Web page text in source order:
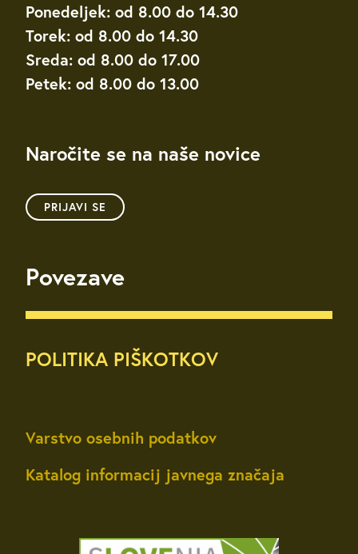
Ponedeljek: od 8.00 do 14.30
Torek: od 8.00 do 14.30
Sreda: od 8.00 do 17.00
Petek: od 8.00 do 13.00
Naročite se na naše novice
PRIJAVI SE
Povezave
POLITIKA PIŠKOTKOV
Varstvo osebnih podatkov
Katalog informacij javnega značaja